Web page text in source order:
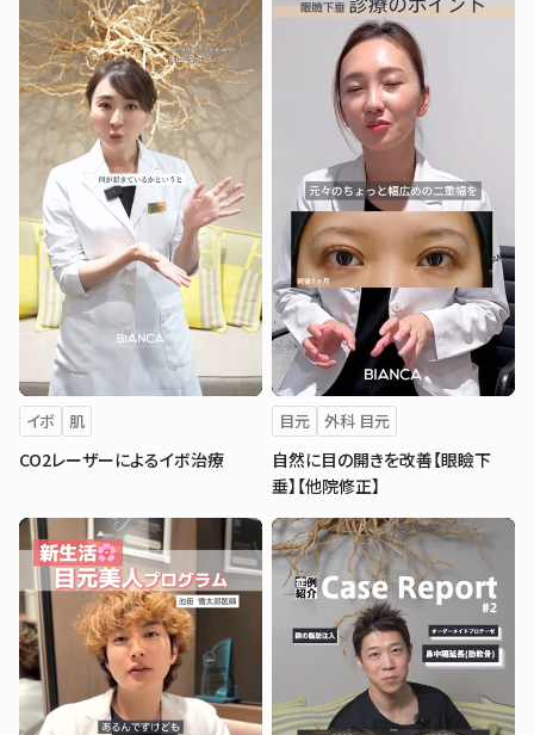
イボ 肌
CO2レーザーによるイボ治療
目元 外科 目元
自然に目の開きを改善【眼瞼下
垂】【他院修正】